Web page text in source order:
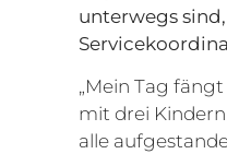
unterwegs
„Mein Tag
mit drei
alle